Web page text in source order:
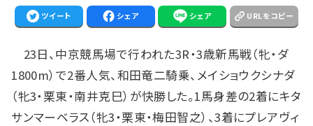
ツイート シェア シェア URLをコピー
23日、中京競馬場で行われた3R・3歳新馬戦（牝・ダ
1800m）で2番人気、和田竜二騎乗、メイショウクシナダ
（牝3・栗東・南井克巳）が快勝した。1馬身差の2着にキタ
サンマーベラス（牝3・栗東・梅田智之）、3着にプレアヴィ